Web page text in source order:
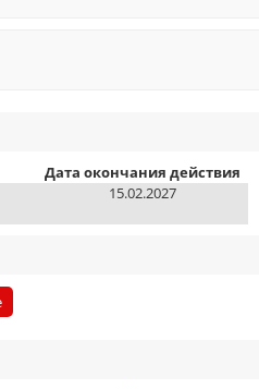
Дата окончания действия
15.02.2027